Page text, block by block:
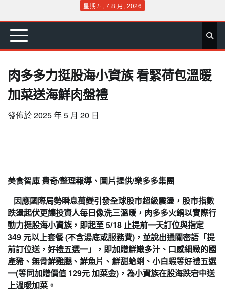
content
星期五, 7 8 月, 2026
首 要 娛 生 社 文 公 運 旅 政 地 專
肉多多力挺股海小資族 看緊荷包溫暖
加菜送海鮮肉盤禮
發佈於2025 年 5 月 20 日
美食智庫 費奇/整理報導、圖片提供/樂多多集團
因應國際局勢瞬息萬變引發全球股市超級震盪，股市指數
跌盪起伏更讓投資人每日像洗三溫暖，肉多多火鍋以實際行
動力挺股海小資族，即起至 5/18 止提前一天訂位與指定
349 元以上套餐 (不含湯底或服務費)，並說出通關密語「提
前訂位送，好禮五選一」，即加贈鮮嫩多汁、口感細緻的國
產豬、無骨鮮雞腿、鮮魚片、鮮甜蛤蜊、小白蝦等好禮五選
一(等同加贈價值 129元 加菜金)，為小資族在股海跌宕中送
上溫暖加菜。